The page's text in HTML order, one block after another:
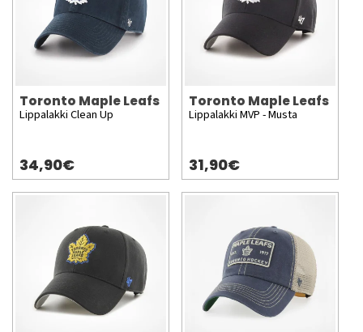
Toronto Maple Leafs
Lippalakki Clean Up
34,90€
Toronto Maple Leafs
Lippalakki MVP - Musta
31,90€